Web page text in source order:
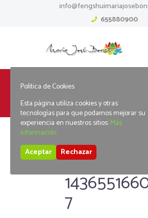
655880900
Home Feng shui
Libros
Attachment: libros-
libros-
7
Política de Cookies
Esta página utiliza cookies y otras
tecnologías para que podamos mejorar su
experiencia en nuestros sitios:Más
información.
Aceptar
Rechazar